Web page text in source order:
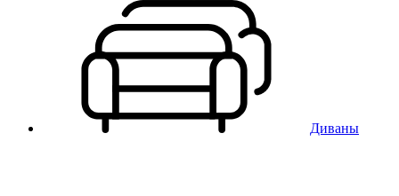
Диваны